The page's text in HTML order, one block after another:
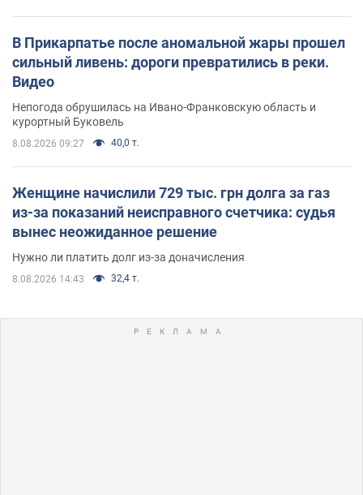
В Прикарпатье после аномальной жары прошел
сильный ливень: дороги превратились в реки.
Видео
Непогода обрушилась на Ивано-Франковскую область и
курортный Буковель
8.08.2026 09:27 40,0 т.
Женщине начислили 729 тыс. грн долга за газ
из-за показаний неисправного счетчика: судья
вынес неожиданное решение
Нужно ли платить долг из-за доначисления
8.08.2026 14:43 32,4 т.